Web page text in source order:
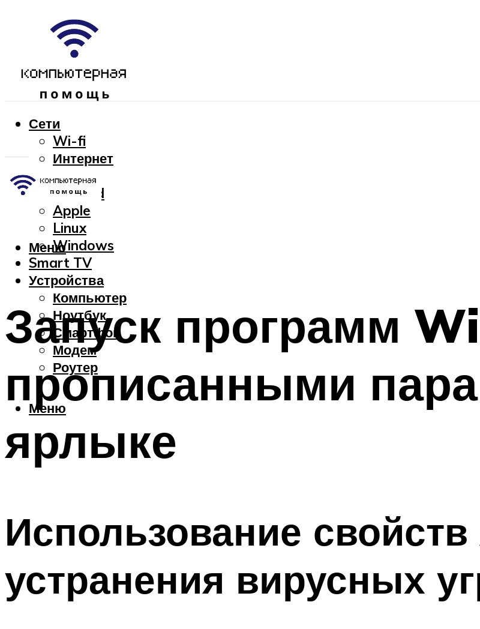
Сети
Wi-fi
Интернет
OC
Android
Apple
Linux
Windows
Smart TV
Устройства
Компьютер
Ноутбук
Смартфон
Модем
Роутер
Меню
Меню
Запуск программ
прописанными
ярлыке
Использование
устранения вирусных